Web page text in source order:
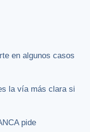
en algunos casos
la vía más clara si
pide